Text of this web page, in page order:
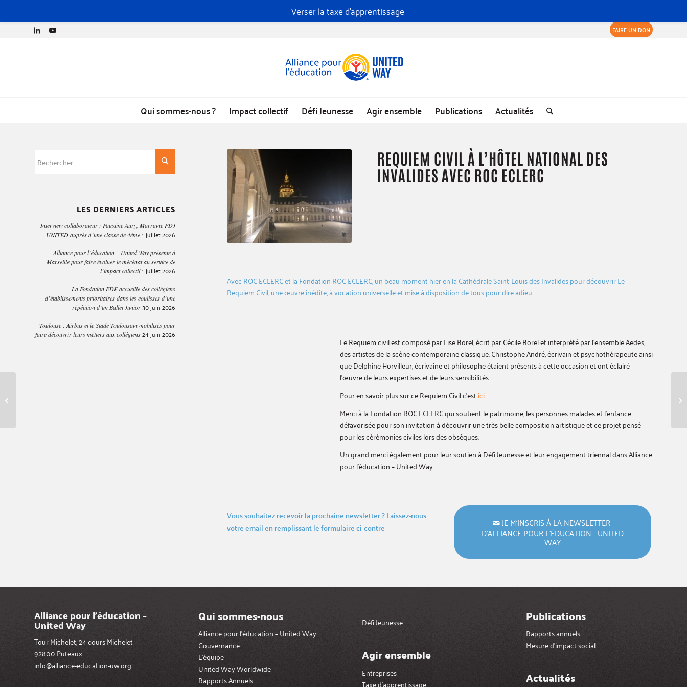
FAIRE UN DON
Qui sommes-nous ? Impact collectif Défi Jeunesse Agir ensemble Publications Actualités
REQUIEM CIVIL À L’HÔTEL NATIONAL DES
INVALIDES AVEC ROC ECLERC
Avec ROC ECLERC et la Fondation ROC ECLERC, un beau moment hier en la Cathédrale Saint-Louis des Invalides pour découvrir Le
Requiem Civil, une œuvre inédite, à vocation universelle et mise à disposition de tous pour dire adieu.
Le Requiem civil est composé par Lise Borel, écrit par Cécile Borel et interprété par l’ensemble Aedes,
des artistes de la scène contemporaine classique. Christophe André, écrivain et psychothérapeute ainsi
que Delphine Horvilleur, écrivaine et philosophe étaient présents à cette occasion et ont éclairé
l’œuvre de leurs expertises et de leurs sensibilités.
Pour en savoir plus sur ce Requiem Civil c’est ici.
Merci à la Fondation ROC ECLERC qui soutient le patrimoine, les personnes malades et l’enfance
défavorisée pour son invitation à découvrir une très belle composition artistique et ce projet pensé
pour les cérémonies civiles lors des obsèques.
Un grand merci également pour leur soutien à Défi Jeunesse et leur engagement triennal dans Alliance
pour l’éducation – United Way.
Vous souhaitez recevoir la prochaine newsletter ? Laissez-nous
votre email en remplissant le formulaire ci-contre
JE M‘INSCRIS À LA NEWSLETTER
D’ALLIANCE POUR L’ÉDUCATION - UNITED
WAY
LES DERNIERS ARTICLES
Interview collaborateur : Faustine Aury, Marraine FDJ
UNITED auprès d’une classe de 4ème 1 juillet 2026
Alliance pour l’éducation – United Way présente à
Marseille pour faire évoluer le mécénat au service de
l’impact collectif 1 juillet 2026
La Fondation EDF accueille des collégiens
d’établissements prioritaires dans les coulisses d’une
répétition d’un Ballet Junior 30 juin 2026
Toulouse : Airbus et le Stade Toulousain mobilisés pour
faire découvrir leurs métiers aux collégiens 24 juin 2026
Alliance pour l’éducation –
United Way
Tour Michelet, 24 cours Michelet
92800 Puteaux
info@alliance-education-uw.org
Qui sommes-nous
Alliance pour l’éducation – United Way
Gouvernance
L’équipe
United Way Worldwide
Rapports Annuels
Défi Jeunesse
Agir ensemble
Entreprises
Taxe d’apprentissage
Publications
Rapports annuels
Mesure d’impact social
Actualités
Verser la taxe d'apprentissage